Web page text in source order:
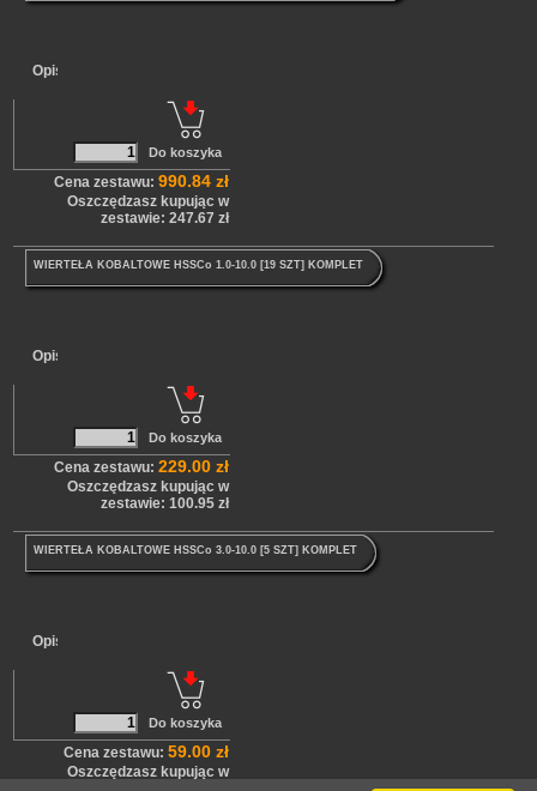
Opis
Cena zestawu: 990.84 zł
Oszczędzasz kupując w
zestawie: 247.67 zł
WIERTEŁA KOBALTOWE HSSCo 1.0-10.0 [19 SZT] KOMPLET
Opis
Cena zestawu: 229.00 zł
Oszczędzasz kupując w
zestawie: 100.95 zł
WIERTEŁA KOBALTOWE HSSCo 3.0-10.0 [5 SZT] KOMPLET
Opis
Cena zestawu: 59.00 zł
Oszczędzasz kupując w